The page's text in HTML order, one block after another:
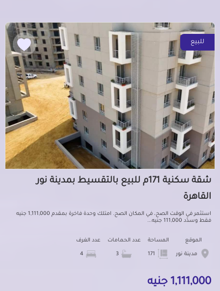
للبيع
شقة سكنية 171م للبيع بالتقسيط بمدينة نور
القاهرة
استثمر في الوقت الصح، في المكان الصح. امتلك وحدة فاخرة بمقدم 1,111,000 جنيه
فقط وسدّد 111,000 جنيه...
الموقع
مدينة نور
المساحة عدد الحمامات عدد الغرف
1,111,000 جنيه